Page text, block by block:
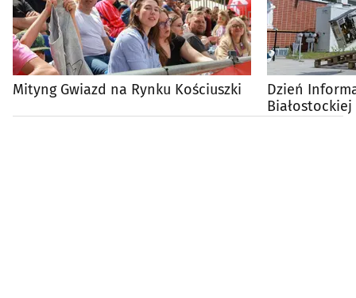
Mityng Gwiazd na Rynku Kościuszki
Dzień
Białostockiej